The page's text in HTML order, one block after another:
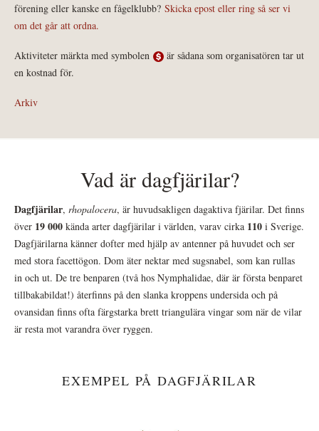
förening eller kanske en fågelklubb? Skicka epost eller ring så ser vi
om det går att ordna.
Aktiviteter märkta med symbolen
är sådana som organisatören tar ut
en kostnad för.
Arkiv
Vad är dagfjärilar?
Dagfjärilar, rhopalocera, är huvudsakligen dagaktiva fjärilar. Det finns
över 19 000 kända arter dagfjärilar i världen, varav cirka 110 i Sverige.
Dagfjärilarna känner dofter med hjälp av antenner på huvudet och ser
med stora facettögon. Dom äter nektar med sugsnabel, som kan rullas
in och ut. De tre benparen (två hos Nymphalidae, där är första benparet
tillbakabildat!) återfinns på den slanka kroppens undersida och på
ovansidan finns ofta färgstarka brett triangulära vingar som när de vilar
är resta mot varandra över ryggen.
EXEMPEL PÅ DAGFJÄRILAR